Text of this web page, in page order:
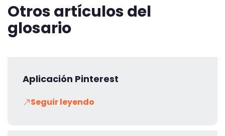
Otros artículos del
glosario
Aplicación Pinterest
Seguir leyendo